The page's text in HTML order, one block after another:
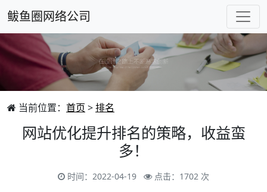
鲅鱼圈网络公司
当前位置： 首页 >排名
网站优化提升排名的策略，收益蛮
多！
时间：2022-04-19 点击：1702 次